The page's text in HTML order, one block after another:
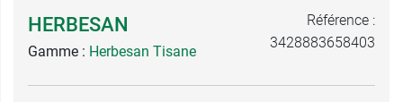
HERBESAN
Gamme : Herbesan Tisane
Référence :
3428883658403